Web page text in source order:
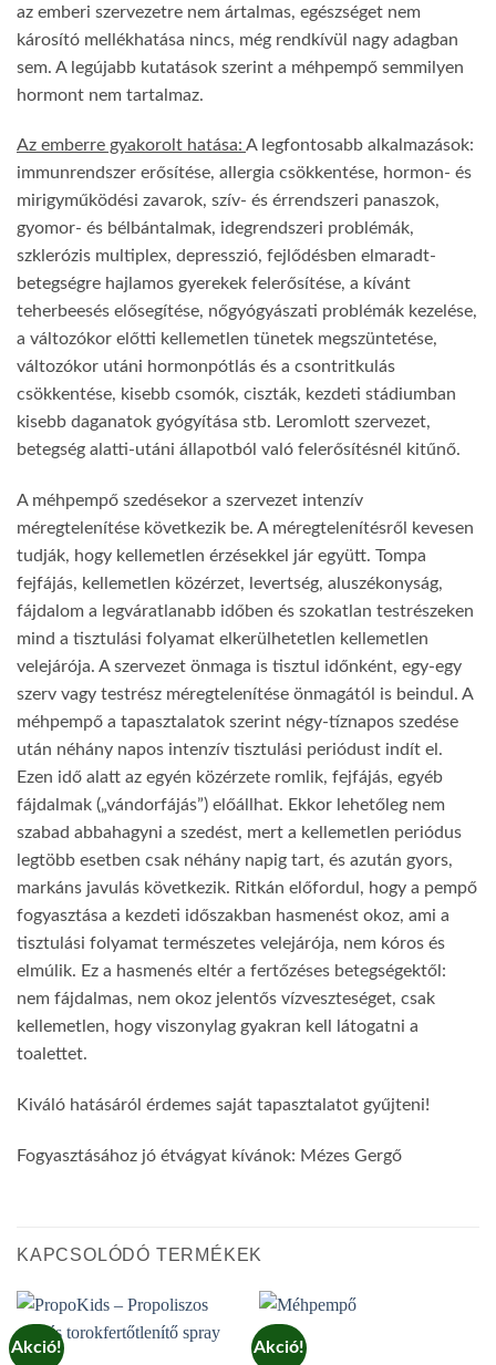
az emberi szervezetre nem ártalmas, egészséget nem
károsító mellékhatása nincs, még rendkívül nagy adagban
sem. A legújabb kutatások szerint a méhpempő semmilyen
hormont nem tartalmaz.
Az emberre gyakorolt hatása: A legfontosabb alkalmazások:
immunrendszer erősítése, allergia csökkentése, hormon- és
mirigyműködési zavarok, szív- és érrendszeri panaszok,
gyomor- és bélbántalmak, idegrendszeri problémák,
szklerózis multiplex, depresszió, fejlődésben elmaradt-
betegségre hajlamos gyerekek felerősítése, a kívánt
teherbeesés elősegítése, nőgyógyászati problémák kezelése,
a változókor előtti kellemetlen tünetek megszüntetése,
változókor utáni hormonpótlás és a csontritkulás
csökkentése, kisebb csomók, ciszták, kezdeti stádiumban
kisebb daganatok gyógyítása stb. Leromlott szervezet,
betegség alatti-utáni állapotból való felerősítésnél kitűnő.
A méhpempő szedésekor a szervezet intenzív
méregtelenítése következik be. A méregtelenítésről kevesen
tudják, hogy kellemetlen érzésekkel jár együtt. Tompa
fejfájás, kellemetlen közérzet, levertség, aluszékonyság,
fájdalom a legváratlanabb időben és szokatlan testrészeken
mind a tisztulási folyamat elkerülhetetlen kellemetlen
velejárója. A szervezet önmaga is tisztul időnként, egy-egy
szerv vagy testrész méregtelenítése önmagától is beindul. A
méhpempő a tapasztalatok szerint négy-tíznapos szedése
után néhány napos intenzív tisztulási periódust indít el.
Ezen idő alatt az egyén közérzete romlik, fejfájás, egyéb
fájdalmak („vándorfájás”) előállhat. Ekkor lehetőleg nem
szabad abbahagyni a szedést, mert a kellemetlen periódus
legtöbb esetben csak néhány napig tart, és azután gyors,
markáns javulás következik. Ritkán előfordul, hogy a pempő
fogyasztása a kezdeti időszakban hasmenést okoz, ami a
tisztulási folyamat természetes velejárója, nem kóros és
elmúlik. Ez a hasmenés eltér a fertőzéses betegségektől:
nem fájdalmas, nem okoz jelentős vízveszteséget, csak
kellemetlen, hogy viszonylag gyakran kell látogatni a
toalettet.
Kiváló hatásáról érdemes saját tapasztalatot gyűjteni!
Fogyasztásához jó étvágyat kívánok: Mézes Gergő
KAPCSOLÓDÓ TERMÉKEK
Akció! Akció!